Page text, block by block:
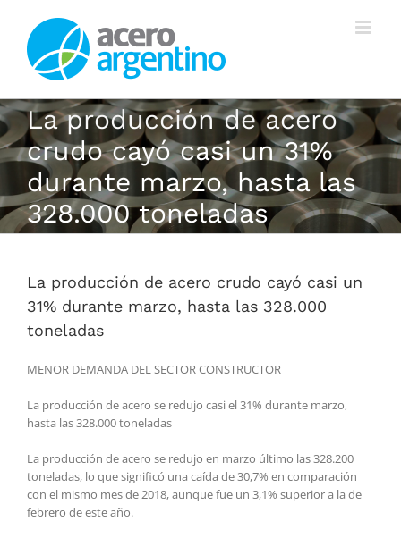
contenido
La producción de acero
crudo cayó casi un 31%
durante marzo, hasta las
328.000 toneladas
La producción de acero crudo cayó casi un
31% durante marzo, hasta las 328.000
toneladas
MENOR DEMANDA DEL SECTOR CONSTRUCTOR
La producción de acero se redujo casi el 31% durante marzo,
hasta las 328.000 toneladas
La producción de acero se redujo en marzo último las 328.200
toneladas, lo que significó una caída de 30,7% en comparación
con el mismo mes de 2018, aunque fue un 3,1% superior a la de
febrero de este año.